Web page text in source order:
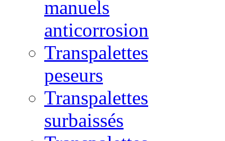
manuels
anticorrosion
Transpalettes
peseurs
Transpalettes
surbaissés